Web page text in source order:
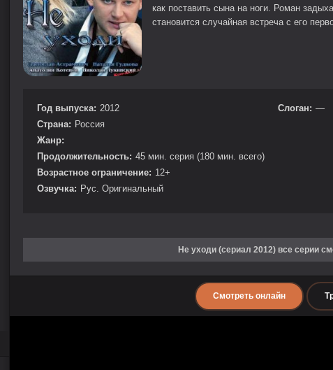
как поставить сына на ноги. Роман
становится случайная встреча с его
Год выпуска: 2012
Страна: Россия
Жанр:
Продолжительность: 45 мин. серия (180 мин. всего)
Возрастное ограничение: 12+
Озвучка: Рус. Оригинальный
Слоган: —
Не уходи (сериал 2012) все серии
Смотреть онлайн